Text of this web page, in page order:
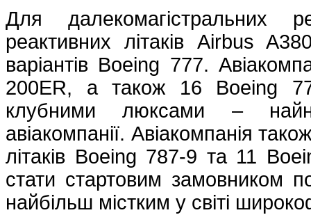
Для далекомагістральних
реактивних літаків Airbus
варіантів Boeing 777.
200ER, а також 16 Boeing
клубними люксами –
авіакомпанії. Авіакомпанія
літаків Boeing 787-9 та 11
стати стартовим замовником
найбільш містким у світі